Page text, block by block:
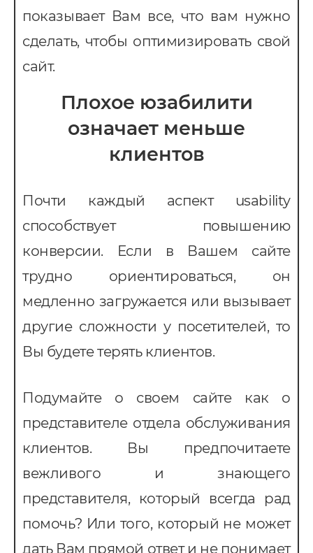
маркетинг
автоматизация
показывает Вам все, что вам нужно
сделать, чтобы оптимизировать свой
сайт.
Плохое юзабилити
означает меньше
клиентов
Почти каждый аспект usability
способствует повышению
конверсии. Если в Вашем сайте
трудно ориентироваться, он
медленно загружается или вызывает
другие сложности у посетителей, то
Вы будете терять клиентов.
Подумайте о своем сайте как о
представителе отдела обслуживания
клиентов. Вы предпочитаете
вежливого и знающего
представителя, который всегда рад
помочь? Или того, который не может
дать Вам прямой ответ и не понимает